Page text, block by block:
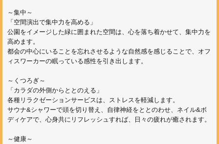
～集中～
「空間演出で集中力を高める」
公園をイメージした緑に囲まれた空間は、心を落ち着かせて、集中力を
高めます。
都会の中心にいることを忘れさせるような自然感を感じることで、オフ
ィスワーカーの眠っている感性を引き出します。
～くつろぎ～
「カラダの外側からととのえる」
各種リラクゼーションサービスは、ストレスを軽減します。
サウナ&シャワーで頭を切り替え、自律神経をととのわせ、ネイル&ボ
ディケアで、心身共にリフレッシュすれば、日々の疲れが癒されます。
～健康～